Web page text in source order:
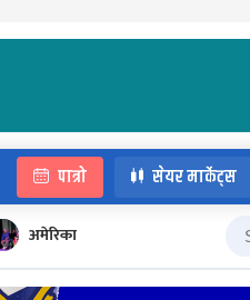
पात्रो सेयर मार्केट्स
अमेरिका